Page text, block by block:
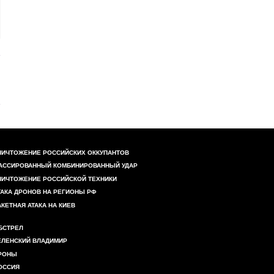
РОССИЙСКИХ ОККУПАНТОВ
КОМБИНИРОВАННЫЙ УДАР
РОССИЙСКОЙ ТЕХНИКИ
ДРОНОВ НА РЕГИОНЫ РФ
АТАКА НА КИЕВ
ВЛАДИМИР